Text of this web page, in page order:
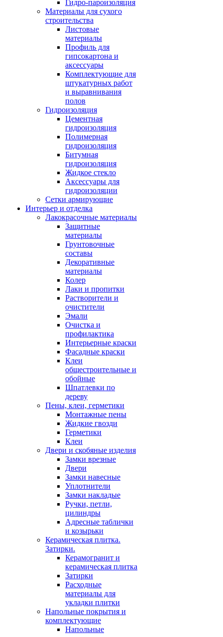
Гидро-пароизоляция
Материалы для сухого
строительства
Листовые
материалы
Профиль для
гипсокартона и
аксессуары
Комплектующие для
штукатурных работ
и выравнивания
полов
Гидроизоляция
Цементная
гидроизоляция
Полимерная
гидроизоляция
Битумная
гидроизоляция
Жидкое стекло
Аксессуары для
гидроизоляции
Сетки армирующие
Интерьер и отделка
Лакокрасочные материалы
Защитные
материалы
Грунтовочные
составы
Декоративные
материалы
Колер
Лаки и пропитки
Растворители и
очистители
Эмали
Очистка и
профилактика
Интерьерные краски
Фасадные краски
Клеи
общестроительные и
обойные
Шпатлевки по
дереву
Пены, клеи, герметики
Монтажные пены
Жидкие гвозди
Герметики
Клеи
Двери и скобяные изделия
Замки врезные
Двери
Замки навесные
Уплотнители
Замки накладые
Ручки, петли,
цилиндры
Адресные таблички
и козырьки
Керамическая плитка.
Затирки.
Керамогранит и
керамическая плитка
Затирки
Расходные
материалы для
укладки плитки
Напольные покрытия и
комплектующие
Напольные